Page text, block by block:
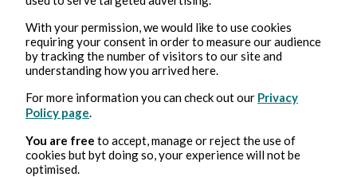
Humor
Bernard Ducosson
With your permission, we would like to use cookies
requiring your consent in order to measure our audience
by tracking the number of visitors to our site and
understanding how you arrived here.
For more information you can check out our Privacy
Policy page
You are free to accept, manage or reject the use of
cookies but byt doing so, your experience will not be
optimised.